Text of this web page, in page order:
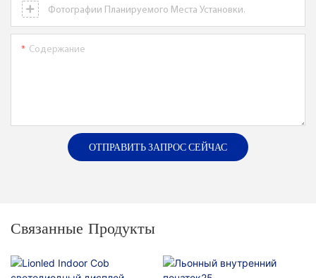
Фотографии Планируемого Места Установки.
Содержание
ОТПРАВИТЬ ЗАПРОС СЕЙЧАС
Связанные Продукты